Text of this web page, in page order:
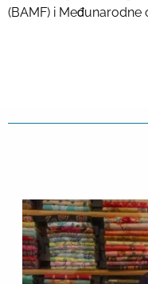
(BAMF) i Međunarodne